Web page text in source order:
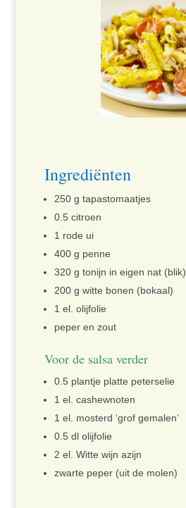
Ingrediënten
250 g tapastomaatjes
0.5 citroen
1 rode ui
400 g penne
320 g tonijn in eigen nat (blik)
200 g witte bonen (bokaal)
1 el. olijfolie
peper en zout
Voor de salsa verder
0.5 plantje platte peterselie
1 el. cashewnoten
1 el. mosterd ‘grof gemalen’
0.5 dl olijfolie
2 el. Witte wijn azijn
zwarte peper (uit de molen)